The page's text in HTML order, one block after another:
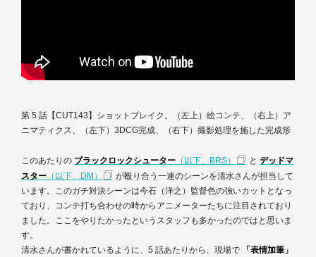
第 5 話【CUT143】ショットブレイク。（左上）絵コンテ、（右上）ア
ニマティクス、（左下）3DCG完成、（右下）撮影処理を施した完成形
このあたりの ブラックロックシューター （以下、BRS） と デッドマ
スター （以下、DM）
が殴り合う一連のシーンを清水さんが担当して
います。このガチ対決シーンは今石（洋之）監督色の強いカットとなっ
ており、コンテ打ち合わせの時からアニメーターたちに注目されており
ました。ここをやりたかったというスタッフも多かったのではと思いま
す。
清水さんが書かれているように、5 話あたりから、現場で
「表情加筆」